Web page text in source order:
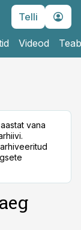
Telli
Videod
vana